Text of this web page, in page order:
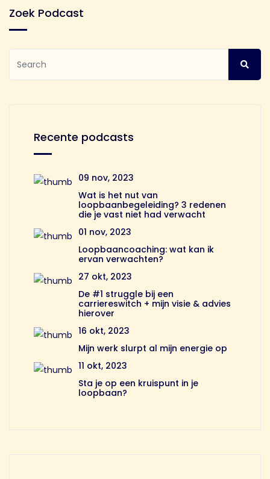
Zoek Podcast
Recente podcasts
09 nov, 2023
Wat is het nut van
loopbaanbegeleiding? 3 redenen
die je vast niet had verwacht
01 nov, 2023
Loopbaancoaching: wat kan ik
ervan verwachten?
27 okt, 2023
De #1 struggle bij een
carriereswitch + mijn visie & advies
hierover
16 okt, 2023
Mijn werk slurpt al mijn energie op
11 okt, 2023
Sta je op een kruispunt in je
loopbaan?